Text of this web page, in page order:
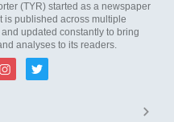
(TYR) started as a newspaper
is published across multiple
updated constantly to bring
analyses to its readers.